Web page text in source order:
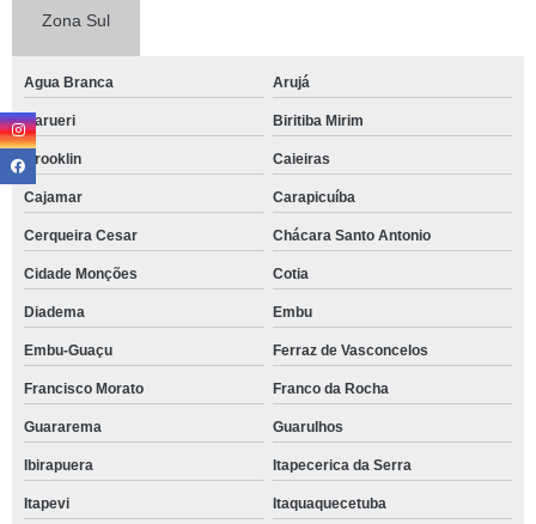
Zona Sul
Agua Branca Arujá
Barueri Biritiba Mirim
Brooklin Caieiras
Cajamar Carapicuíba
Cerqueira Cesar Chácara Santo Antonio
Cidade Monções Cotia
Diadema Embu
Embu-Guaçu Ferraz de Vasconcelos
Francisco Morato Franco da Rocha
Guararema Guarulhos
Ibirapuera Itapecerica da Serra
Itapevi Itaquaquecetuba